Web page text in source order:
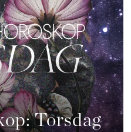
Torsdag